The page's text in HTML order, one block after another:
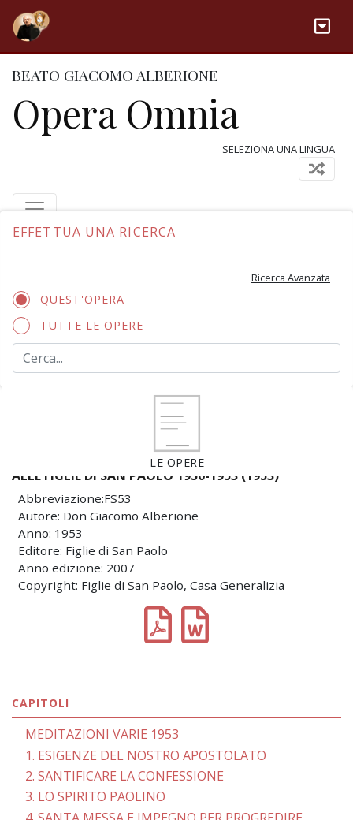
BEATO GIACOMO ALBERIONE
Opera Omnia
SELEZIONA UNA LINGUA
EFFETTUA UNA RICERCA
Ricerca Avanzata
QUEST'OPERA
TUTTE LE OPERE
LE OPERE
ALLE FIGLIE DI SAN PAOLO 1950-1953 (1953)
Abbreviazione:FS53
Autore: Don Giacomo Alberione
Anno: 1953
Editore: Figlie di San Paolo
Anno edizione: 2007
Copyright: Figlie di San Paolo, Casa Generalizia
CAPITOLI
MEDITAZIONI VARIE 1953
1. ESIGENZE DEL NOSTRO APOSTOLATO
2. SANTIFICARE LA CONFESSIONE
3. LO SPIRITO PAOLINO